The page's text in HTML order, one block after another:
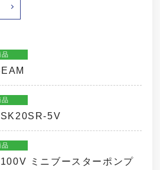
品
品
5V
品
ミニブースターポンプ